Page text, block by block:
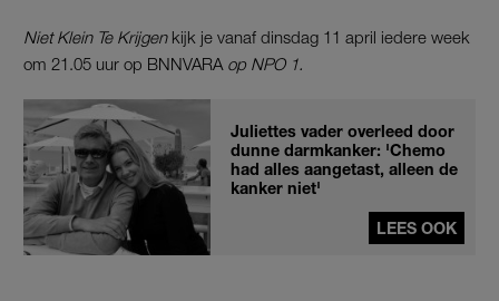
Niet Klein Te Krijgenkijk je vanaf dinsdag 11 april iedere week
om 21.05 uur op BNNVARA op NPO 1.
Juliettes vader overleed door
dunne darmkanker: 'Chemo
had alles aangetast, alleen de
kanker niet'
LEES OOK